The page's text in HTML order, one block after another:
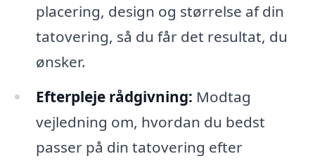
placering, design og størrelse af din
tatovering, så du får det resultat, du
ønsker.
Efterpleje rådgivning: Modtag
vejledning om, hvordan du bedst
passer på din tatovering efter